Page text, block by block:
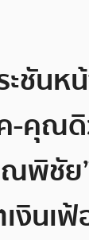
ชันห
-คุณ
พิชัย
งินเฟ้